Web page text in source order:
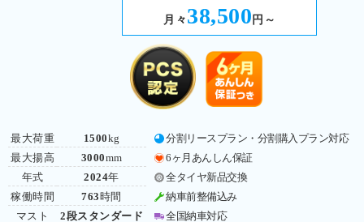
月々 38,500 円～
最大荷重
最大揚高
年式
稼働時間
マスト
1500kg
3000mm
2024年
763 時間
2段スタンダード
分割リースプラン・分割購入プラン対応
6ヶ月あんしん保証
全タイヤ新品交換
納車前整備込み
全国納車対応